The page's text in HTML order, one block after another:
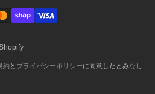
約 と プライバシーポリシーに同意したとみなし